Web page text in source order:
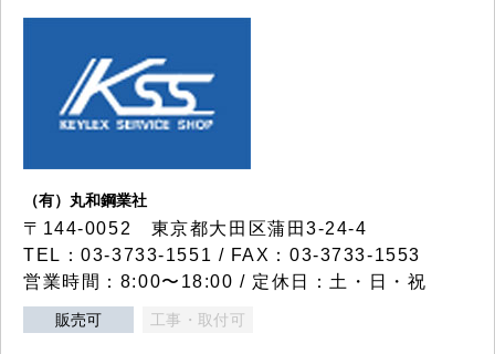
（有）丸和鋼業社
〒144-0052 東京都大田区蒲田3-24-4
TEL：03-3733-1551 / FAX：03-3733-1553
営業時間：8:00〜18:00 / 定休日：土・日・祝
販売可 工事・取付可